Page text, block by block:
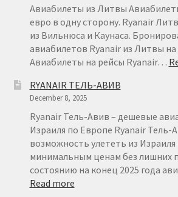
НА
Авиабилеты из Литвы
евро в одну сторону. Ryanair
из Вильнюса и Каунаса.
авиабилетов Ryanair из Литвы на
Авиабилеты на рейсы Ryanair…
RYANAIR ТЕЛЬ-АВИВ
December 8, 2025
Ryanair Тель-Авив – дешевые
Израиля по Европе Ryanair Тель-
возможность улететь из
минимальным ценам без лишних
состоянию на конец 2025 года
Read more: